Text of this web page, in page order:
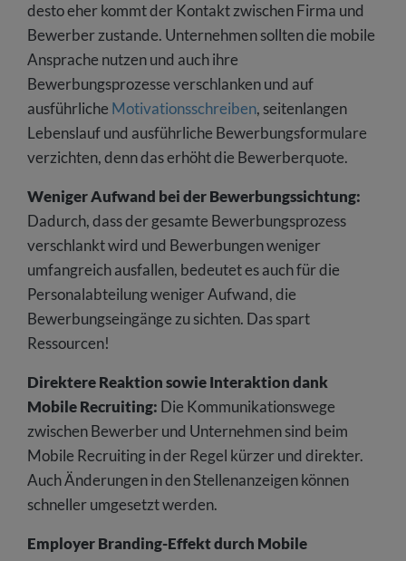
desto eher kommt der Kontakt zwischen Firma und
Bewerber zustande. Unternehmen sollten die mobile
Ansprache nutzen und auch ihre
Bewerbungsprozesse verschlanken und auf
ausführliche Motivationsschreiben, seitenlangen
Lebenslauf und ausführliche Bewerbungsformulare
verzichten, denn das erhöht die Bewerberquote.
Weniger Aufwand bei der Bewerbungssichtung:
Dadurch, dass der gesamte Bewerbungsprozess
verschlankt wird und Bewerbungen weniger
umfangreich ausfallen, bedeutet es auch für die
Personalabteilung weniger Aufwand, die
Bewerbungseingänge zu sichten. Das spart
Ressourcen!
Direktere Reaktion sowie Interaktion dank
Mobile Recruiting: Die Kommunikationswege
zwischen Bewerber und Unternehmen sind beim
Mobile Recruiting in der Regel kürzer und direkter.
Auch Änderungen in den Stellenanzeigen können
schneller umgesetzt werden.
Employer Branding-Effekt durch Mobile